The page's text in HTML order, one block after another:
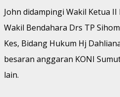
John didampingi Wakil Ketua
Wakil Bendahara Drs TP
Kes, Bidang Hukum Hj
besaran anggaran KONI
lain.